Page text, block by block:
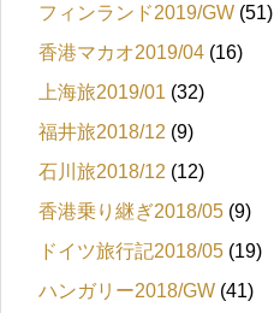
フィンランド2019/GW (51)
香港マカオ2019/04 (16)
上海旅2019/01 (32)
福井旅2018/12 (9)
石川旅2018/12 (12)
香港乗り継ぎ2018/05 (9)
ドイツ旅行記2018/05 (19)
ハンガリー2018/GW (41)